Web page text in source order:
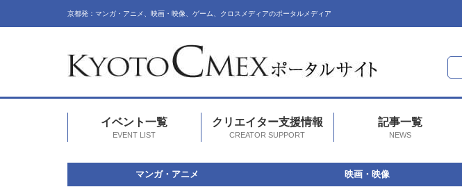
京都発：マンガ・アニメ、映画・映像、ゲーム、クロスメディアのポータルメディア
イベント一覧
EVENT LIST
クリエイター支援情報
CREATOR SUPPORT
記事一覧
NEWS
マンガ・アニメ 映画・映像